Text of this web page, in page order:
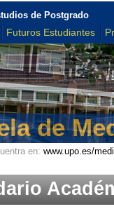
de Postgrado
Futuros Estudiantes
de
en: www.upo.es/